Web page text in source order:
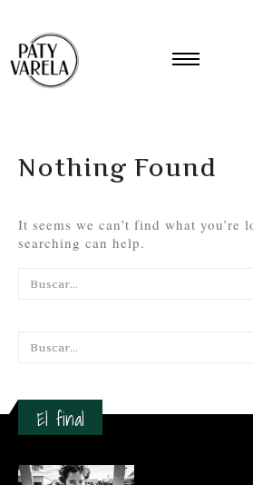
Nothing Found
It seems we can’t find what you’re
searching can help.
El final